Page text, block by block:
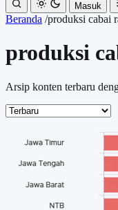
Masuk
Beranda /produksi cabai
produksi
Arsip konten terbaru